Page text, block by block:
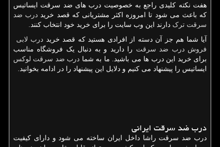
هفت نکته کلیدی راجع به خصوصیت درب های ضد سرقت ایساتیس
که باعث می شود تا امروزه اکثر مشتریانی که قصد خرید درب ضد
سرقت ترک دارند این وب سایت را برای خرید خود انتخاب کنند.
آیا شما هم جز آن دسته از افرادی هستید که قصد خرید درب لابی
فروش درب ضد سرقت را دارید و به دنبال یک فروشگاه مناسب
برای خرید این درب ها می باشید. ما به شما درب ضد سرقت لوکس
ایساتیس را پیشنهاد می کنیم و دلایل این پیشنهاد را در ادامه بخوانید.
درب ضد سرقت ایرانی
درب ضد سرقت راشا داخل ایران ساخته می شود و دارای کیفیت